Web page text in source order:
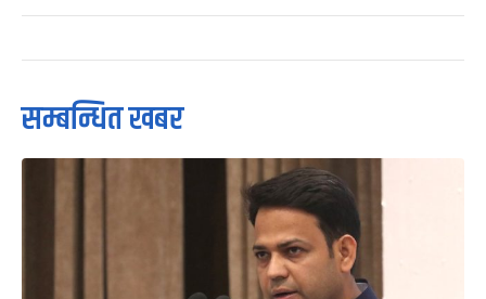
सम्बन्धित खबर